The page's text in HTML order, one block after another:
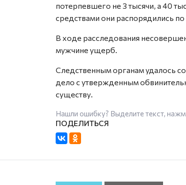
потерпевшего не 3 тысячи, а 40
средствами они распорядились
В ходе расследования
мужчине ущерб.
Следственным органам удалось
дело с утвержденным
существу.
Нашли ошибку? Выделите текст,